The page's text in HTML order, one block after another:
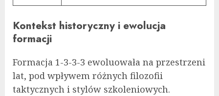
Kontekst historyczny i ewolucja
formacji
Formacja 1-3-3-3 ewoluowała na przestrzeni
lat, pod wpływem różnych filozofii
taktycznych i stylów szkoleniowych.